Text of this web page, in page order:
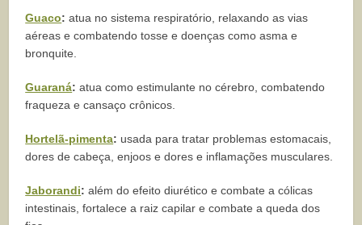
Guaco: atua no sistema respiratório, relaxando as vias
aéreas e combatendo tosse e doenças como asma e
bronquite.
Guaraná: atua como estimulante no cérebro, combatendo
fraqueza e cansaço crônicos.
Hortelã-pimenta: usada para tratar problemas estomacais,
dores de cabeça, enjoos e dores e inflamações musculares.
Jaborandi: além do efeito diurético e combate a cólicas
intestinais, fortalece a raiz capilar e combate a queda dos